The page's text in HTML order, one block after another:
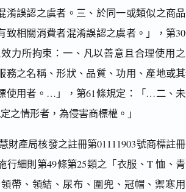
誤認之虞者。三、於同一或類似之商
相關消費者混淆誤認之虞者。」，第
力所拘束：一、凡以善意且合理使用
務之名稱、形狀、品質、功用、產地或
使用者。…」，第61條規定：「…二、
之情形者，為侵害商標權。」
產局核發之註冊第01111903號商標註
細則第49條第25類之「衣服、T 恤、
帶、領結、尿布、圍兜、冠帽、禦寒